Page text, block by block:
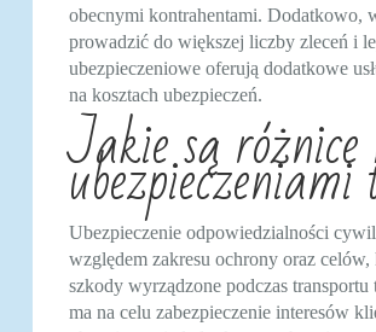
obecnymi kontrahentami. Dodatkowo,
prowadzić do większej liczby zleceń i
ubezpieczeniowe oferują dodatkowe
na kosztach ubezpieczeń.
Jakie są
Ubezpieczenie odpowiedzialności
względem zakresu ochrony oraz
szkody wyrządzone podczas
ma na celu zabezpieczenie interesów